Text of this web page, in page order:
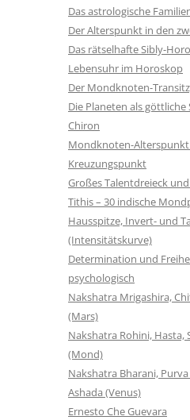
Das astrologische
Der Alterspunkt in den
Das rätselhafte Sibly-
Lebensuhr im Horoskop
Der Mondknoten-
Die Planeten als göttliche
Chiron
Mondknoten-
Kreuzungspunkt
Großes Talentdreieck
Tithis – 30 indische
Hausspitze, Invert- und
(Intensitätskurve)
Determination und
psychologisch
Nakshatra Mrigashira,
(Mars)
Nakshatra Rohini, Hasta,
(Mond)
Nakshatra Bharani,
Ashada (Venus)
Ernesto Che Guevara